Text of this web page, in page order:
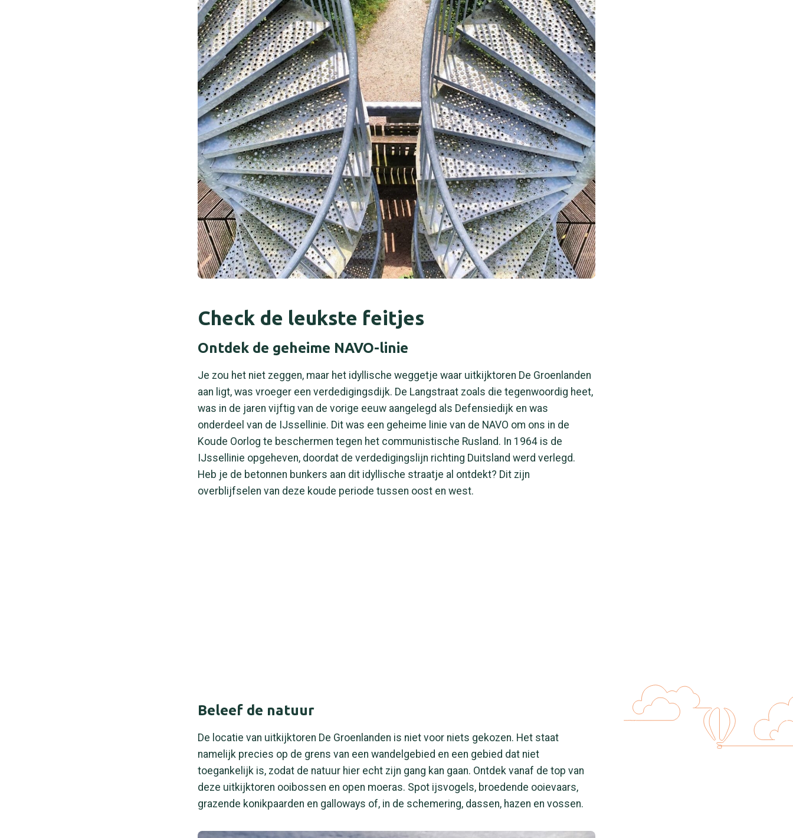
Check de leukste feitjes
Ontdek de geheime NAVO-linie
Je zou het niet zeggen, maar het idyllische weggetje waar uitkijktoren De Groenlanden
aan ligt, was vroeger een verdedigingsdijk. De Langstraat zoals die tegenwoordig heet,
was in de jaren vijftig van de vorige eeuw aangelegd als Defensiedijk en was
onderdeel van de IJssellinie. Dit was een geheime linie van de NAVO om ons in de
Koude Oorlog te beschermen tegen het communistische Rusland. In 1964 is de
IJssellinie opgeheven, doordat de verdedigingslijn richting Duitsland werd verlegd.
Heb je de betonnen bunkers aan dit idyllische straatje al ontdekt? Dit zijn
overblijfselen van deze koude periode tussen oost en west.
Beleef de natuur
De locatie van uitkijktoren De Groenlanden is niet voor niets gekozen. Het staat
namelijk precies op de grens van een wandelgebied en een gebied dat niet
toegankelijk is, zodat de natuur hier echt zijn gang kan gaan. Ontdek vanaf de top van
deze uitkijktoren ooibossen en open moeras. Spot ijsvogels, broedende ooievaars,
grazende konikpaarden en galloways of, in de schemering, dassen, hazen en vossen.